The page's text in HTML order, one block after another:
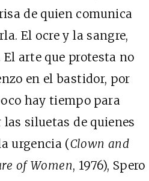
de quien comunica
El ocre y la sangre,
El arte que protesta no
en el bastidor, por
hay tiempo para
siluetas de quienes
urgencia (Clown and
of Women, 1976), Spero